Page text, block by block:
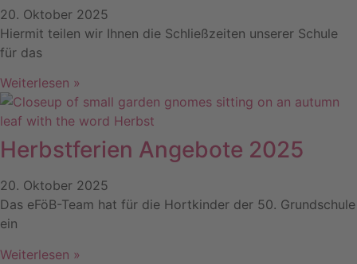
20. Oktober 2025
Hiermit teilen wir Ihnen die Schließzeiten unserer Schule
für das
Weiterlesen »
Herbstferien Angebote 2025
20. Oktober 2025
Das eFöB-Team hat für die Hortkinder der 50. Grundschule
ein
Weiterlesen »